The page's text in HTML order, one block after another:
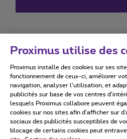
Conditions d'utilisation
Tous droits réservés. © 2026
Proximus utilise des
Proximus installe des cookies sur ses
fonctionnement de ceux-ci, améliorer
navigation, analyser l’utilisation, et
publicités sur base de vos centres
lesquels Proximus collabore peuvent
cookies sur nos sites afin d’afficher sur
sociaux des publicités susceptibles de
blocage de certains cookies peut